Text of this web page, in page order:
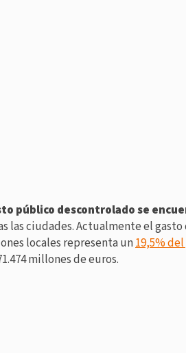
público descontrolado se
las ciudades. Actualmente el
locales representa un19,5%
millones de euros.